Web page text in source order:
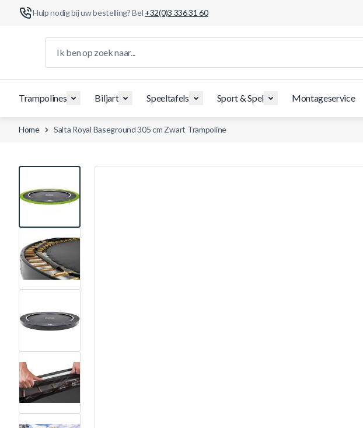
Hulp nodig bij uw bestelling? Bel +32(0)3 336 31 60
Trampolines Biljart Speeltafels Sport & Spel Montageservice
Home Salta Royal Baseground 305 cm Zwart Trampoline
View larger image